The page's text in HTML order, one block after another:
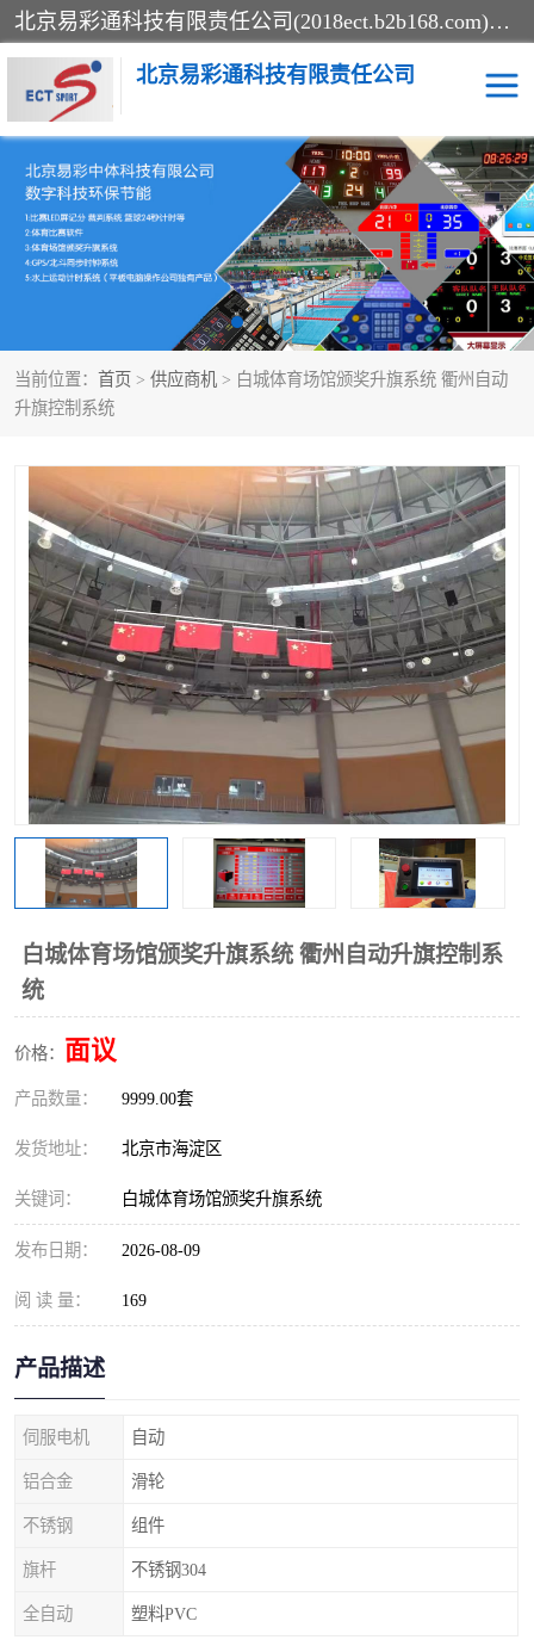
北京易彩通科技有限责任公司(2018ect.b2b168.com)主要提供陕西计时记分系统，全国统一热线：15611947915.北京易彩通科技有限责任公司有一支长期从事智能控制系统研发的高素质的队伍，具有嵌入式系统，视频系统、通信系统、网络系统，体育计时系统的知识和技能。强力打造体育比赛计时计分系统、智能升降旗系统、标准时钟系统、赛事编排及信息发布系统，为用户提供较新的，较廉价的，应用解决方案。
北京易彩通科技有限责任公司
当前位置： 首页 > 供应商机 > 白城体育场馆颁奖升旗系统 衢州自动
升旗控制系统
白城体育场馆颁奖升旗系统 衢州自动升旗控制系
统
价格： 面议
产品数量： 9999.00套
发货地址： 北京市海淀区
关键词： 白城体育场馆颁奖升旗系统
发布日期： 2026-08-09
阅 读 量： 169
产品描述
伺服电机 自动
铝合金 滑轮
不锈钢 组件
旗杆 不锈钢304
全自动 塑料PVC
记分系统 游泳计时系统
智能颁奖旗系统 GPS同步时钟系统
计时计分及成绩处理系统 计时记分系统
体育场馆影像采集回放系 游泳馆水下摄影采集救生